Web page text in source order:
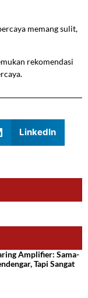
memang sulit,
rekomendasi
LinkedIn
Amplifier: Sama-
Tapi Sangat